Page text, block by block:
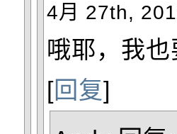
4月 27th,
哦耶，我也
[回复]